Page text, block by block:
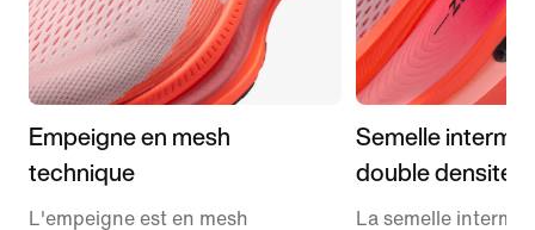
Empeigne en mesh
technique
L'empeigne est en mesh
Semelle
double densité
La semelle